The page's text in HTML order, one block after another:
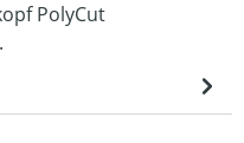
PolyCut